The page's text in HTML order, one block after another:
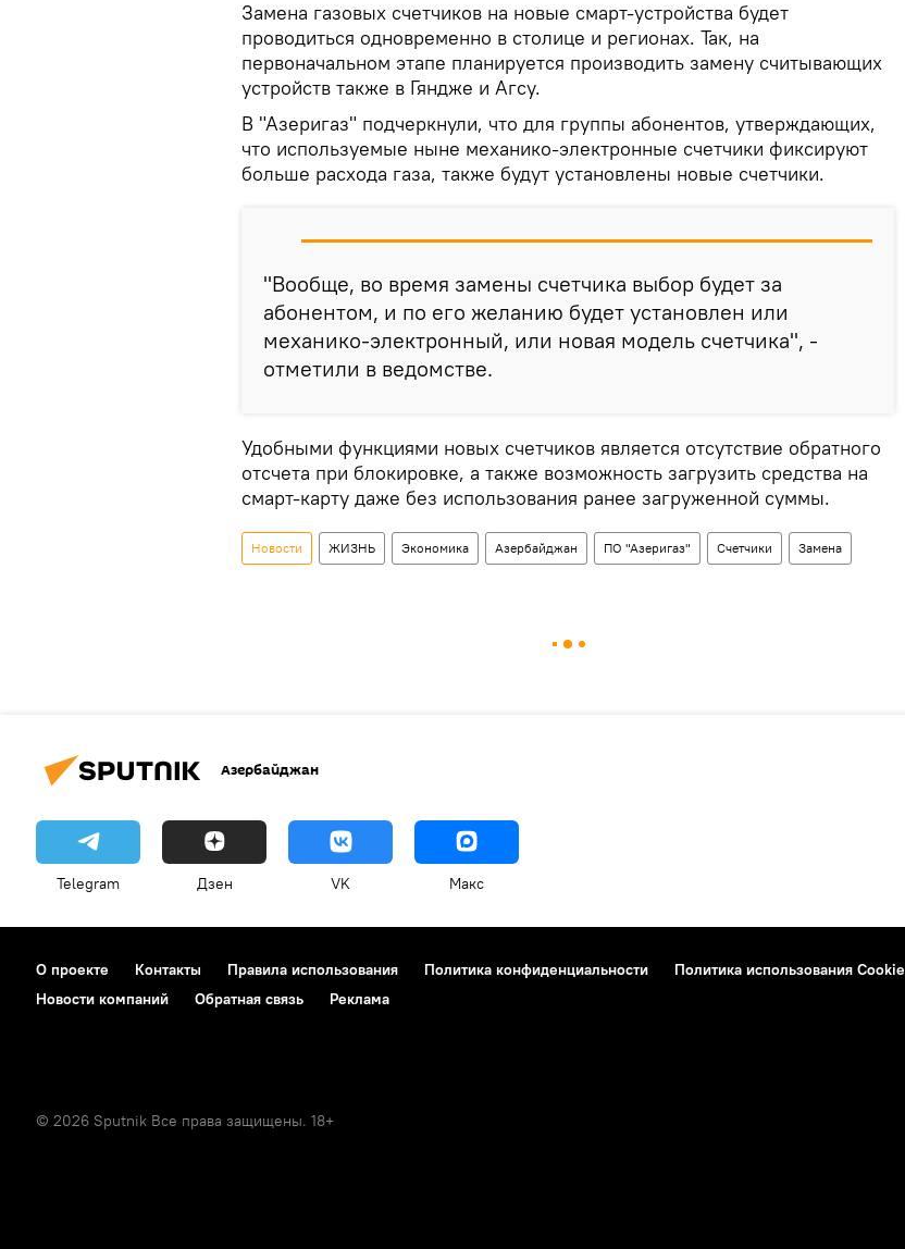
Замена газовых счетчиков на новые смарт-устройства будет
проводиться одновременно в столице и регионах. Так, на
первоначальном этапе планируется производить замену считывающих
устройств также в Гяндже и Агсу.
В "Азеригаз" подчеркнули, что для группы абонентов, утверждающих,
что используемые ныне механико-электронные счетчики фиксируют
больше расхода газа, также будут установлены новые счетчики.
"Вообще, во время замены счетчика выбор будет за
абонентом, и по его желанию будет установлен или
механико-электронный, или новая модель счетчика", -
отметили в ведомстве.
Удобными функциями новых счетчиков является отсутствие обратного
отсчета при блокировке, а также возможность загрузить средства на
смарт-карту даже без использования ранее загруженной суммы.
Новости ЖИЗНЬ Экономика Азербайджан ПО "Азеригаз" Счетчики Замена
Азербайджан
Telegram Дзен VK Макс
О проекте Контакты Правила использования Политика конфиденциальности Политика использования Cookie
Новости компаний
Обратная связь Реклама
© 2026 Sputnik Все права защищены. 18+